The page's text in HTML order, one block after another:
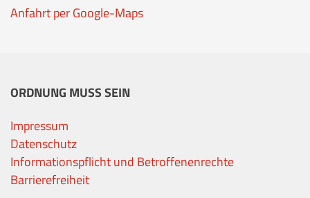
Anfahrt per Google-Maps
ORDNUNG MUSS SEIN
Impressum
Datenschutz
Informationspflicht und Betroffenenrechte
Barrierefreiheit